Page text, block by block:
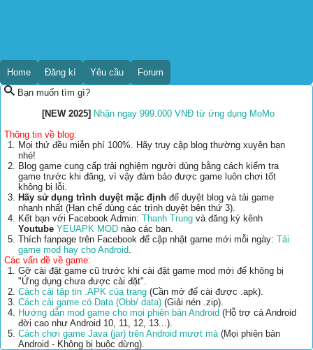
Home Đăng kí Yêu cầu
Forum
Bạn muốn tìm gì?
[NEW 2025] Nhận ngay 999.000 VNĐ từ ứng dụng MoMo
Thông tin về blog:
Mọi thứ đều miễn phí 100%. Hãy truy cập blog thường xuyên bạn
nhé!
Blog game cung cấp trải nghiệm người dùng bằng cách kiểm tra
game trước khi đăng, vì vậy đảm bảo được game luôn chơi tốt
không bị lỗi.
Hãy sử dụng trình duyệt mặc định để duyệt blog và tải game
nhanh nhất (Hạn chế dùng các trình duyệt bên thứ 3).
Kết bạn với Facebook Admin: Thanh Trung và đăng ký kênh
Youtube YEUAPK MOD nào các bạn.
Thích fanpage trên Facebook để cập nhật game mới mỗi ngày: Tải
game mod hay cho Android.
Các vấn đề về game:
Gỡ cài đặt game cũ trước khi cài đặt game mod mới để không bị
"Ứng dụng chưa được cài đặt".
Cách cài tập tin .APK của trang (Cần mở để cài được .apk).
Cách cài game có Data (Obb/ data) (Giải nén .zip).
Hướng dẫn mod game cho mọi phiên bản Android (Hỗ trợ cả Android
đời cao như Android 10, 11, 12, 13...).
Cách chơi game Java (jar) trên Android mượt mà(Mọi phiên bản
Android - Không bị buộc dừng).